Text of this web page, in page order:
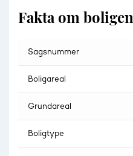
Fakta om boligen
Sagsnummer
Boligareal
Grundareal
Boligtype